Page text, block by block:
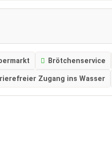
Brötchenservice
Zugang ins Wasser